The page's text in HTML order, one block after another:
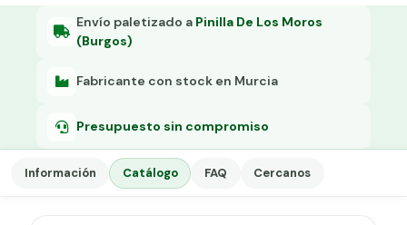
Envío paletizado a Pinilla De Los Moros
(Burgos)
Fabricante con stock en Murcia
Presupuesto sin compromiso
Información Catálogo FAQ Cercanos